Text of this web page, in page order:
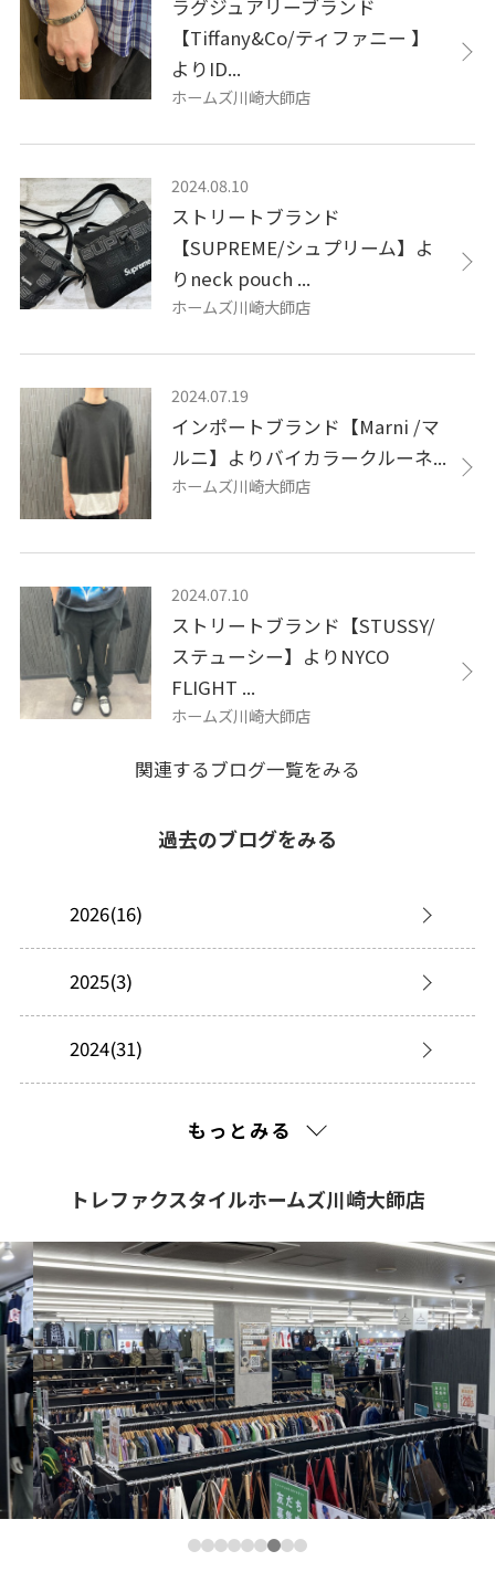
ラグジュアリーブランド
【Tiffany&Co/ティファニー 】
よりID...
ホームズ川崎大師店
2024.08.10
ストリートブランド
【SUPREME/シュプリーム】よ
りneck pouch ...
ホームズ川崎大師店
2024.07.19
インポートブランド【Marni /マ
ルニ】よりバイカラークルーネ...
ホームズ川崎大師店
2024.07.10
ストリートブランド【STUSSY/
ステューシー】よりNYCO
FLIGHT ...
ホームズ川崎大師店
関連するブログ一覧をみる
過去のブログをみる
2026(16)
2025(3)
2024(31)
2021(445)
2020(217)
2019(238)
2018(243)
2017(305)
もっとみる
トレファクスタイルホームズ川崎大師店